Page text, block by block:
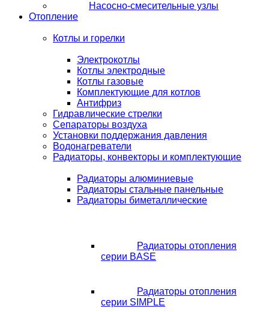
Насосно-смесительные узлы
Отопление
Котлы и горелки
Электрокотлы
Котлы электродные
Котлы газовые
Комплектующие для котлов
Антифриз
Гидравлические стрелки
Сепараторы воздуха
Установки поддержания давления
Водонагреватели
Радиаторы, конвекторы и комплектующие
Радиаторы алюминиевые
Радиаторы стальные панельные
Радиаторы биметаллические
Радиаторы отопления
серии BASE
Радиаторы отопления
серии SIMPLE